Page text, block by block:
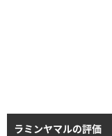
ラミンヤマルの評価